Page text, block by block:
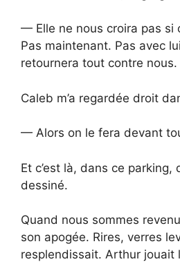
— Elle ne nous croira pas si
Pas maintenant. Pas avec
retournera tout contre nous.
Caleb m’a regardée droit
— Alors on le fera devant
Et c’est là, dans ce parking,
dessiné.
Quand nous sommes
son apogée. Rires, verres
resplendissait. Arthur jouait